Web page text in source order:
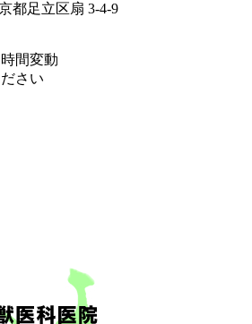
足立区扇 3-4-9
間変動
さい